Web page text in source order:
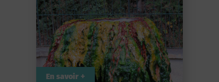
En savoir +